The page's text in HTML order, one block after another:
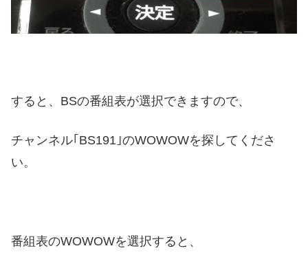
すると、BSの番組表が選択できますので、
チャンネル｢BS191｣のWOWOWを探してくださ
い。
番組表のWOWOWを選択すると、